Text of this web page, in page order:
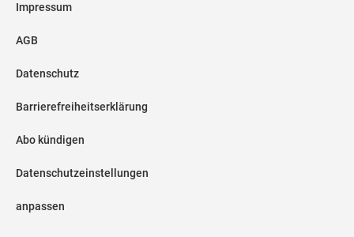
Impressum
AGB
Datenschutz
Barrierefreiheitserklärung
Abo kündigen
Datenschutzeinstellungen
anpassen